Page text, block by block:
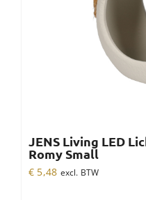
JENS Living LED
Romy Small
€ 5,48 excl. BTW